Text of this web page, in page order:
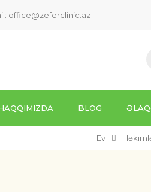
office@zeferclinic.az
BLOG
Ev